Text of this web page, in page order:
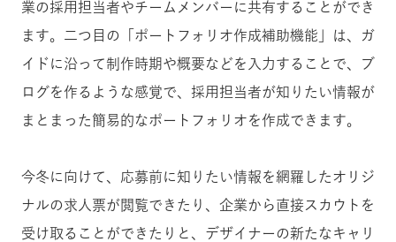
業の採用担当者やチームメンバーに共有することができ
ます。二つ目の「ポートフォリオ作成補助機能」は、ガ
イドに沿って制作時期や概要などを入力することで、ブ
ログを作るような感覚で、採用担当者が知りたい情報が
まとまった簡易的なポートフォリオを作成できます。
今冬に向けて、応募前に知りたい情報を網羅したオリジ
ナルの求人票が閲覧できたり、企業から直接スカウトを
受け取ることができたりと、デザイナーの新たなキャリ